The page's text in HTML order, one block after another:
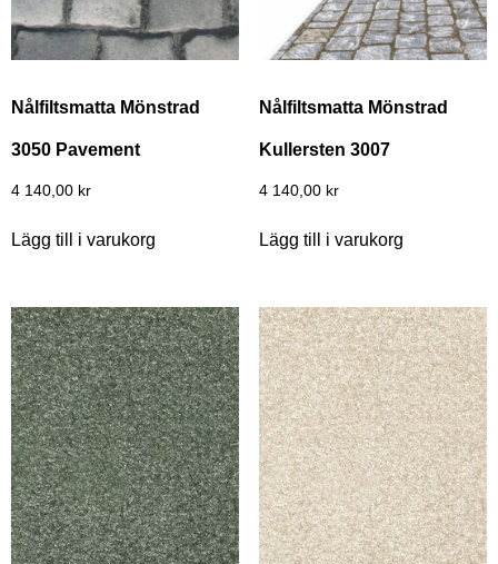
Nålfiltsmatta Mönstrad
3050 Pavement
4 140,00 kr
Lägg till i varukorg
Nålfiltsmatta Mönstrad
Kullersten 3007
4 140,00 kr
Lägg till i varukorg